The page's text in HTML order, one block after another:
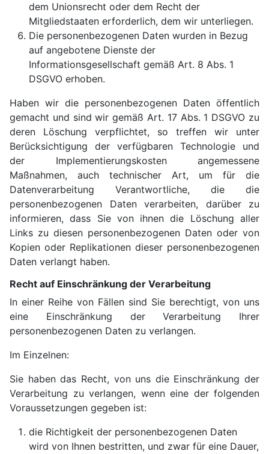
dem Unionsrecht oder dem Recht der
Mitgliedstaaten erforderlich, dem wir unterliegen.
Die personenbezogenen Daten wurden in Bezug
auf angebotene Dienste der
Informationsgesellschaft gemäß Art. 8 Abs. 1
DSGVO erhoben.
Haben wir die personenbezogenen Daten öffentlich
gemacht und sind wir gemäß Art. 17 Abs. 1 DSGVO zu
deren Löschung verpflichtet, so treffen wir unter
Berücksichtigung der verfügbaren Technologie und
der Implementierungskosten angemessene
Maßnahmen, auch technischer Art, um für die
Datenverarbeitung Verantwortliche, die die
personenbezogenen Daten verarbeiten, darüber zu
informieren, dass Sie von ihnen die Löschung aller
Links zu diesen personenbezogenen Daten oder von
Kopien oder Replikationen dieser personenbezogenen
Daten verlangt haben.
Recht auf Einschränkung der Verarbeitung
In einer Reihe von Fällen sind Sie berechtigt, von uns
eine Einschränkung der Verarbeitung Ihrer
personenbezogenen Daten zu verlangen.
Im Einzelnen:
Sie haben das Recht, von uns die Einschränkung der
Verarbeitung zu verlangen, wenn eine der folgenden
Voraussetzungen gegeben ist:
die Richtigkeit der personenbezogenen Daten
wird von Ihnen bestritten, und zwar für eine Dauer,